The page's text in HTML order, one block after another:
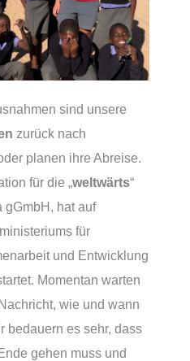
sind unsere
zurück nach
planen ihre Abreise.
für die „ weltwärts“
gGmbH, hat auf
für
und Entwicklung
Momentan warten
wie und wann
bedauern es sehr, dass
gehen muss und